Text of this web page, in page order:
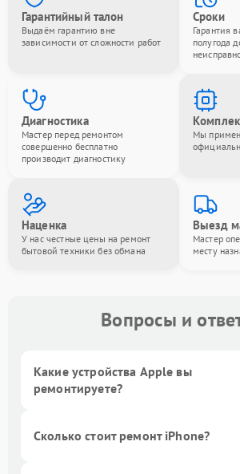
Гарантийный талон
Выдаём гарантию вне
зависимости от сложности работ
Сроки
Гарантия
полугода
Диагностика
Мастер перед ремонтом
совершенно бесплатно
производит диагностику
Мы
Наценка
У нас честные цены на ремонт
бытовой техники без обмана
Выезд
Мастер
месту
Вопросы и
Какие устройства Apple вы
ремонтируете?
Сколько стоит ремонт iPhone?